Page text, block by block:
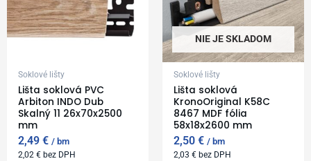
Soklové lišty
Lišta soklová PVC
Arbiton INDO Dub
Skalný 11 26x70x2500
mm
2,49€ bm
2,02€ bez DPH
NIE JE SKLADOM
Soklové lišty
Lišta soklová
KronoOriginal K58C
8467 MDF fólia
58x18x2600 mm
2,50€ bm
2,03€ bez DPH